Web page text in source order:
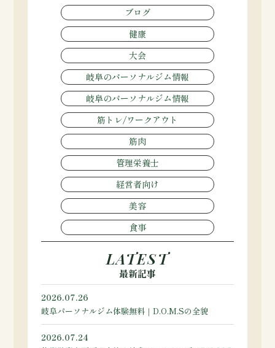
ブログ
健康
大会
岐阜のパーソナルジム情報
岐阜のパーソナルジム情報
筋トレ/ワークアウト
筋肉
管理栄養士
経営者向け
美容
食事
LATEST
最新記事
2026.07.26
岐阜パーソナルジム体験無料｜D.O.M.Sの全貌
2026.07.24